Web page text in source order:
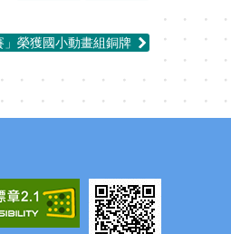
榮獲國小動畫組銅牌